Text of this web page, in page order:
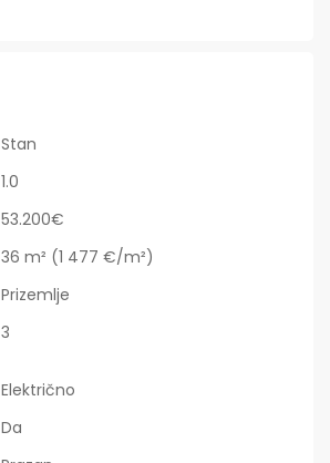
Stan
1.0
53.200€
36 m² (1 477 €/m²)
Prizemlje
3
Električno
Da